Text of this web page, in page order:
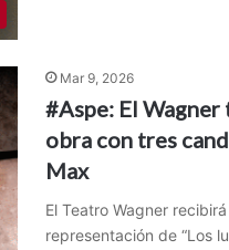
Mar 9, 2026
#Aspe: El Wagner
obra con tres
Max
El Teatro Wagner
representación de “Los